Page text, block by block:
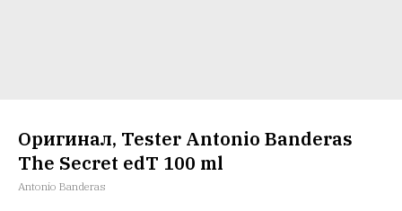
Оригинал, Tester Antonio Banderas
The Secret edT 100 ml
Antonio Banderas